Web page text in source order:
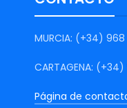
MURCIA: (+34)
CARTAGENA:
Página de